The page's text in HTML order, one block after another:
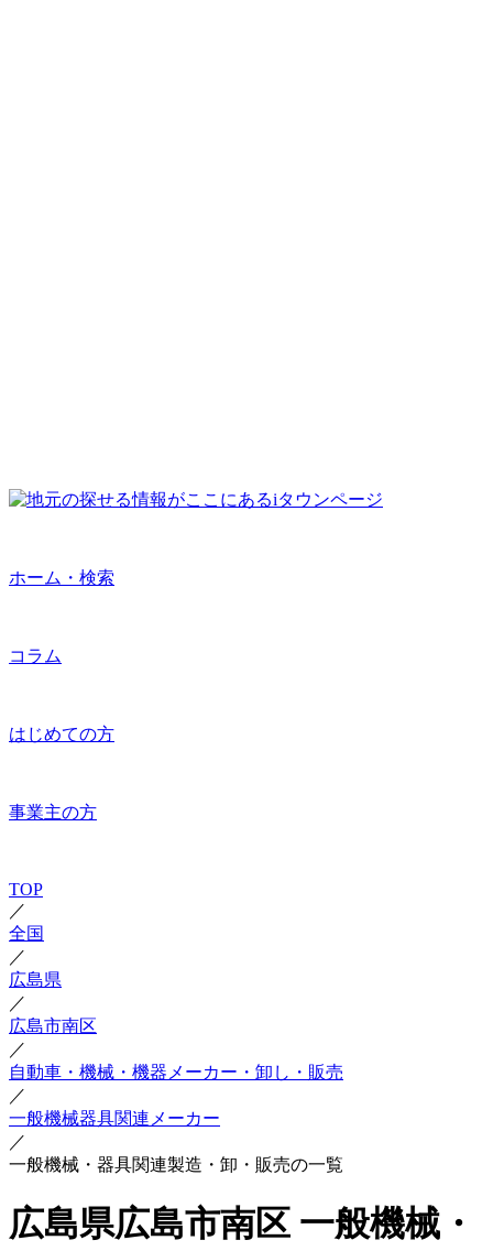
ホーム・検索
コラム
はじめての方
事業主の方
TOP
／
全国
／
広島県
／
広島市南区
／
自動車・機械・機器メーカー・卸し・販売
／
一般機械器具関連メーカー
／
一般機械・器具関連製造・卸・販売の一覧
広島県広島市南区 一般機械・